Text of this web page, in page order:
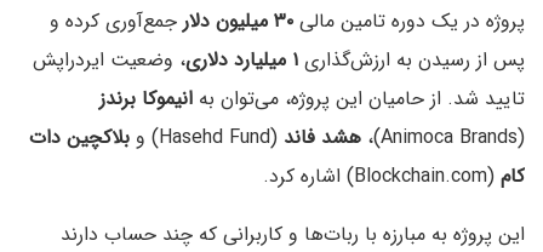
پروژه در یک دوره تامین مالی
جمع‌آوری کرده و
پس از رسیدن به ارزش‌گذاری
، وضعیت ایردراپش
تایید شد. از حامیان این پروژه، می‌توان به انیموکا برندز
(Animoca Brands)،
هشد فاند (Hasehd Fund) و
بلاکچین دات
کام (Blockchain.com) اشاره کرد.
این پروژه به مبارزه با ربات‌ها و کاربرانی که چند حساب دارند